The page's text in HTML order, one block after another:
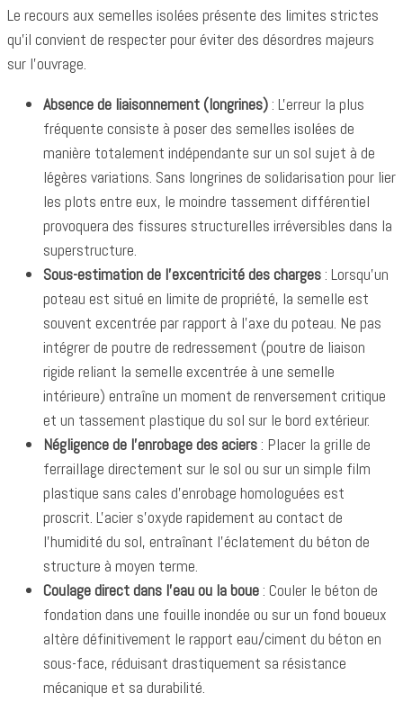
Le recours aux semelles isolées présente des limites strictes
qu'il convient de respecter pour éviter des désordres majeurs
sur l'ouvrage.
Absence de liaisonnement (longrines): L'erreur la plus
fréquente consiste à poser des semelles isolées de
manière totalement indépendante sur un sol sujet à de
légères variations. Sans longrines de solidarisation pour lier
les plots entre eux, le moindre tassement différentiel
provoquera des fissures structurelles irréversibles dans la
superstructure.
Sous-estimation de l'excentricité des charges: Lorsqu'un
poteau est situé en limite de propriété, la semelle est
souvent excentrée par rapport à l'axe du poteau. Ne pas
intégrer de poutre de redressement (poutre de liaison
rigide reliant la semelle excentrée à une semelle
intérieure) entraîne un moment de renversement critique
et un tassement plastique du sol sur le bord extérieur.
Négligence de l'enrobage des aciers: Placer la grille de
ferraillage directement sur le sol ou sur un simple film
plastique sans cales d'enrobage homologuées est
proscrit. L'acier s'oxyde rapidement au contact de
l'humidité du sol, entraînant l'éclatement du béton de
structure à moyen terme.
Coulage direct dans l'eau ou la boue: Couler le béton de
fondation dans une fouille inondée ou sur un fond boueux
altère définitivement le rapport eau/ciment du béton en
sous-face, réduisant drastiquement sa résistance
mécanique et sa durabilité.